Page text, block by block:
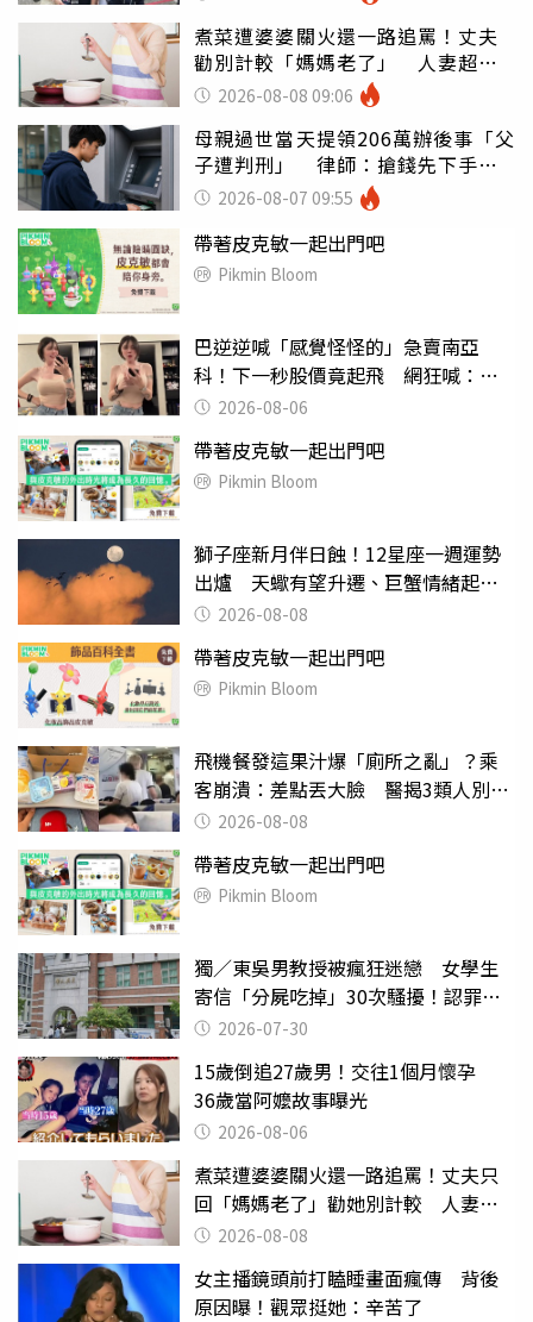
煮菜遭婆婆關火還一路追罵！丈夫
勸別計較「媽媽老了」 人妻超崩
潰：我像台傭
2026-08-08 09:06
母親過世當天提領206萬辦後事「父
子遭判刑」 律師：搶錢先下手是
罪 2026-08-07 09:55
帶著皮克敏一起出門吧
Pikmin Bloom
巴逆逆喊「感覺怪怪的」急賣南亞
科！下一秒股價竟起飛 網狂喊：大V
天龍2026-08-06
帶著皮克敏一起出門吧
Pikmin Bloom
獅子座新月伴日蝕！12星座一週運勢
出爐 天蠍有望升遷、巨蟹情緒起伏
大 2026-08-08
帶著皮克敏一起出門吧
Pikmin Bloom
飛機餐發這果汁爆「廁所之亂」？乘
客崩潰：差點丟大臉 醫揭3類人別亂
喝 2026-08-08
帶著皮克敏一起出門吧
Pikmin Bloom
獨／東吳男教授被瘋狂迷戀 女學生
寄信「分屍吃掉」30次騷擾！認罪免
關 2026-07-30
15歲倒追27歲男！交往1個月懷孕
36歲當阿嬤故事曝光
2026-08-06
煮菜遭婆婆關火還一路追罵！丈夫只
回「媽媽老了」勸她別計較 人妻超
崩潰：我像台傭
2026-08-08
女主播鏡頭前打瞌睡畫面瘋傳 背後
原因曝！觀眾挺她：辛苦了